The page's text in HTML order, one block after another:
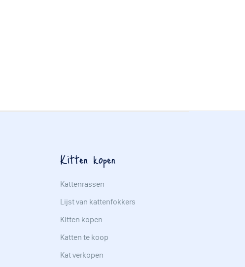
Kitten kopen
Kattenrassen
Lijst van kattenfokkers
Kitten kopen
Katten te koop
Kat verkopen